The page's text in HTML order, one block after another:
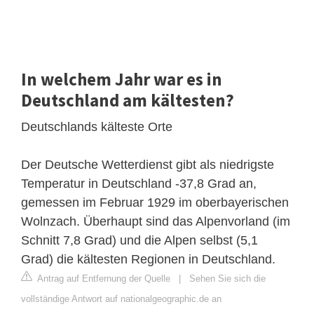
In welchem Jahr war es in
Deutschland am kältesten?
Deutschlands kälteste Orte
Der Deutsche Wetterdienst gibt als niedrigste
Temperatur in Deutschland -37,8 Grad an,
gemessen im Februar 1929 im oberbayerischen
Wolnzach. Überhaupt sind das Alpenvorland (im
Schnitt 7,8 Grad) und die Alpen selbst (5,1
Grad) die kältesten Regionen in Deutschland.
Antrag auf Entfernung der Quelle
Sehen Sie sich die
vollständige Antwort auf nationalgeographic.de an